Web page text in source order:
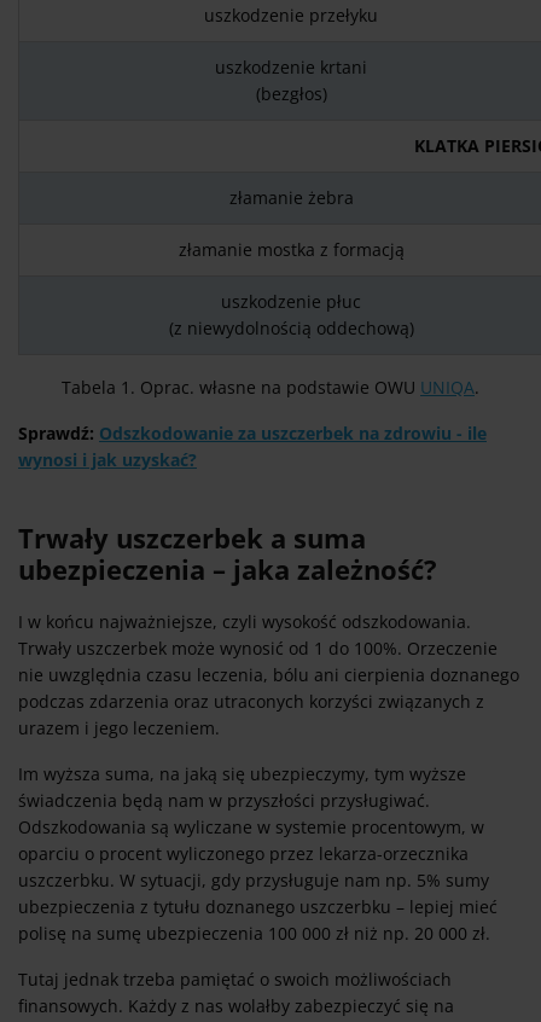
uszkodzenie przełyku
uszkodzenie krtani
(bezgłos)
KLATKA
złamanie żebra
złamanie mostka z formacją
uszkodzenie płuc
(z niewydolnością oddechową)
Tabela 1. Oprac. własne na podstawie OWU UNIQA.
Sprawdź: Odszkodowanie za uszczerbek na zdrowiu - ile
wynosi i jak uzyskać?
Trwały uszczerbek a suma
ubezpieczenia – jaka zależność?
I w końcu najważniejsze, czyli wysokość odszkodowania.
Trwały uszczerbek może wynosić od 1 do 100%. Orzeczenie
nie uwzględnia czasu leczenia, bólu ani cierpienia doznanego
podczas zdarzenia oraz utraconych korzyści związanych z
urazem i jego leczeniem.
Im wyższa suma, na jaką się ubezpieczymy, tym wyższe
świadczenia będą nam w przyszłości przysługiwać.
Odszkodowania są wyliczane w systemie procentowym, w
oparciu o procent wyliczonego przez lekarza-orzecznika
uszczerbku. W sytuacji, gdy przysługuje nam np. 5% sumy
ubezpieczenia z tytułu doznanego uszczerbku – lepiej mieć
polisę na sumę ubezpieczenia 100 000 zł niż np. 20 000 zł.
Tutaj jednak trzeba pamiętać o swoich możliwościach
finansowych. Każdy z nas wolałby zabezpieczyć się na